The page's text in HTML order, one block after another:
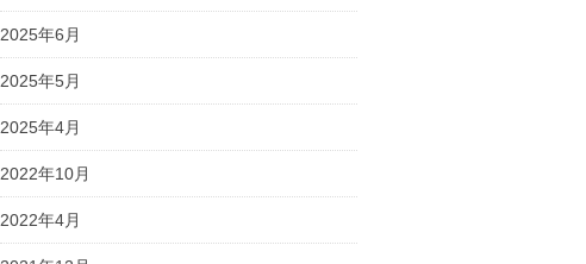
2025年6月
2025年5月
2025年4月
2022年10月
2022年4月